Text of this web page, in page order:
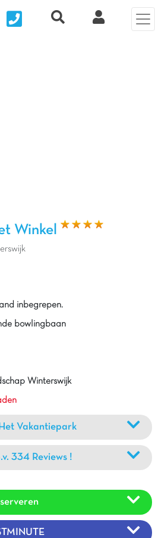
Nous contacterRecherche rapide
Mijn Clix
Winkel
inbegrepen.
bowlingbaan
Winterswijk
Vakantiepark
334 Reviews !